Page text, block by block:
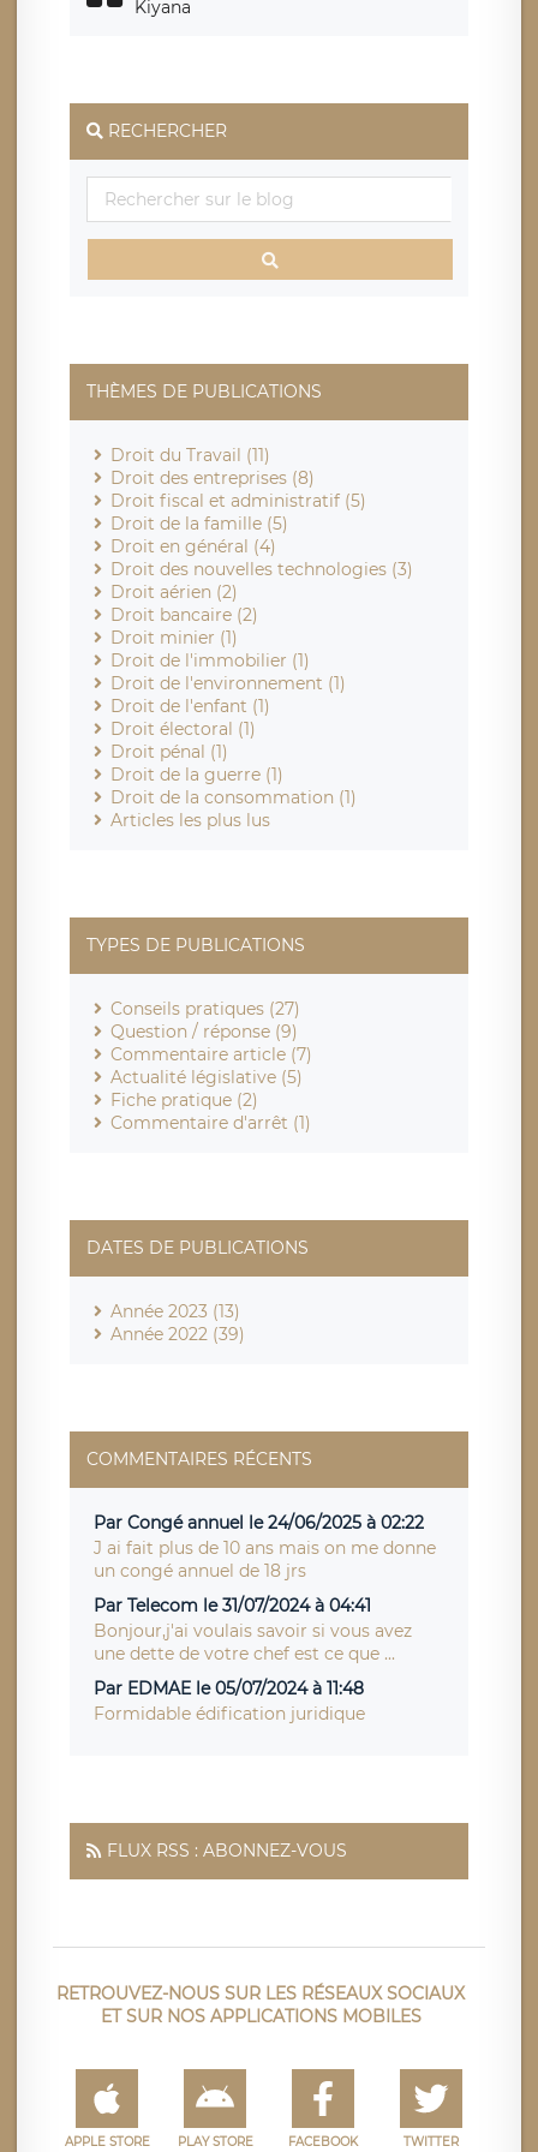
Kiyana
RECHERCHER
THÈMES DE PUBLICATIONS
Droit du Travail (11)
Droit des entreprises (8)
Droit fiscal et administratif (5)
Droit de la famille (5)
Droit en général (4)
Droit des nouvelles technologies (3)
Droit aérien (2)
Droit bancaire (2)
Droit minier (1)
Droit de l'immobilier (1)
Droit de l'environnement (1)
Droit de l'enfant (1)
Droit électoral (1)
Droit pénal (1)
Droit de la guerre (1)
Droit de la consommation (1)
Articles les plus lus
TYPES DE PUBLICATIONS
Conseils pratiques (27)
Question / réponse (9)
Commentaire article (7)
Actualité législative (5)
Fiche pratique (2)
Commentaire d'arrêt (1)
DATES DE PUBLICATIONS
Année 2023 (13)
Année 2022 (39)
COMMENTAIRES RÉCENTS
Par Congé annuel le 24/06/2025 à 02:22
J ai fait plus de 10 ans mais on me donne
un congé annuel de 18 jrs
Par Telecom le 31/07/2024 à 04:41
Bonjour,j'ai voulais savoir si vous avez
une dette de votre chef est ce que ...
Par EDMAE le 05/07/2024 à 11:48
Formidable édification juridique
FLUX RSS : ABONNEZ-VOUS
RETROUVEZ-NOUS SUR LES RÉSEAUX SOCIAUX
ET SUR NOS APPLICATIONS MOBILES
APPLE STORE PLAY STORE FACEBOOK TWITTER